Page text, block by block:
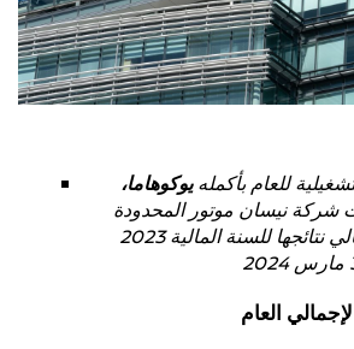
للعام بأكملهيوكوهاما،
نيسان موتور المحدودة
اليوم، عن إجمالي نتائجها للسنة المالية 2023
لإجمالي العام